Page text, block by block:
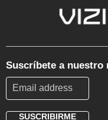
Suscríbete a nuestro
SUSCRIBIRME